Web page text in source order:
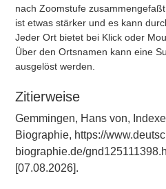
nach Zoomstufe
ist etwas stärker und es kann
Jeder Ort bietet bei Klick oder
Über den Ortsnamen kann eine
ausgelöst werden.
Zitierweise
Gemmingen, Hans von,
Biographie, https://
biographie.de/
[07.08.2026].